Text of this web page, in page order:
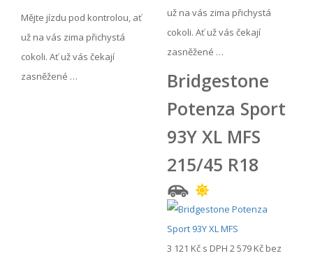
Mějte jízdu pod kontrolou, ať
už na vás zima přichystá
cokoli. Ať už vás čekají
zasněžené …
už na vás zima přichystá
cokoli. Ať už vás čekají
zasněžené …
Bridgestone
Potenza Sport
93Y XL MFS
215/45 R18
3 121 Kč s DPH 2 579 Kč bez